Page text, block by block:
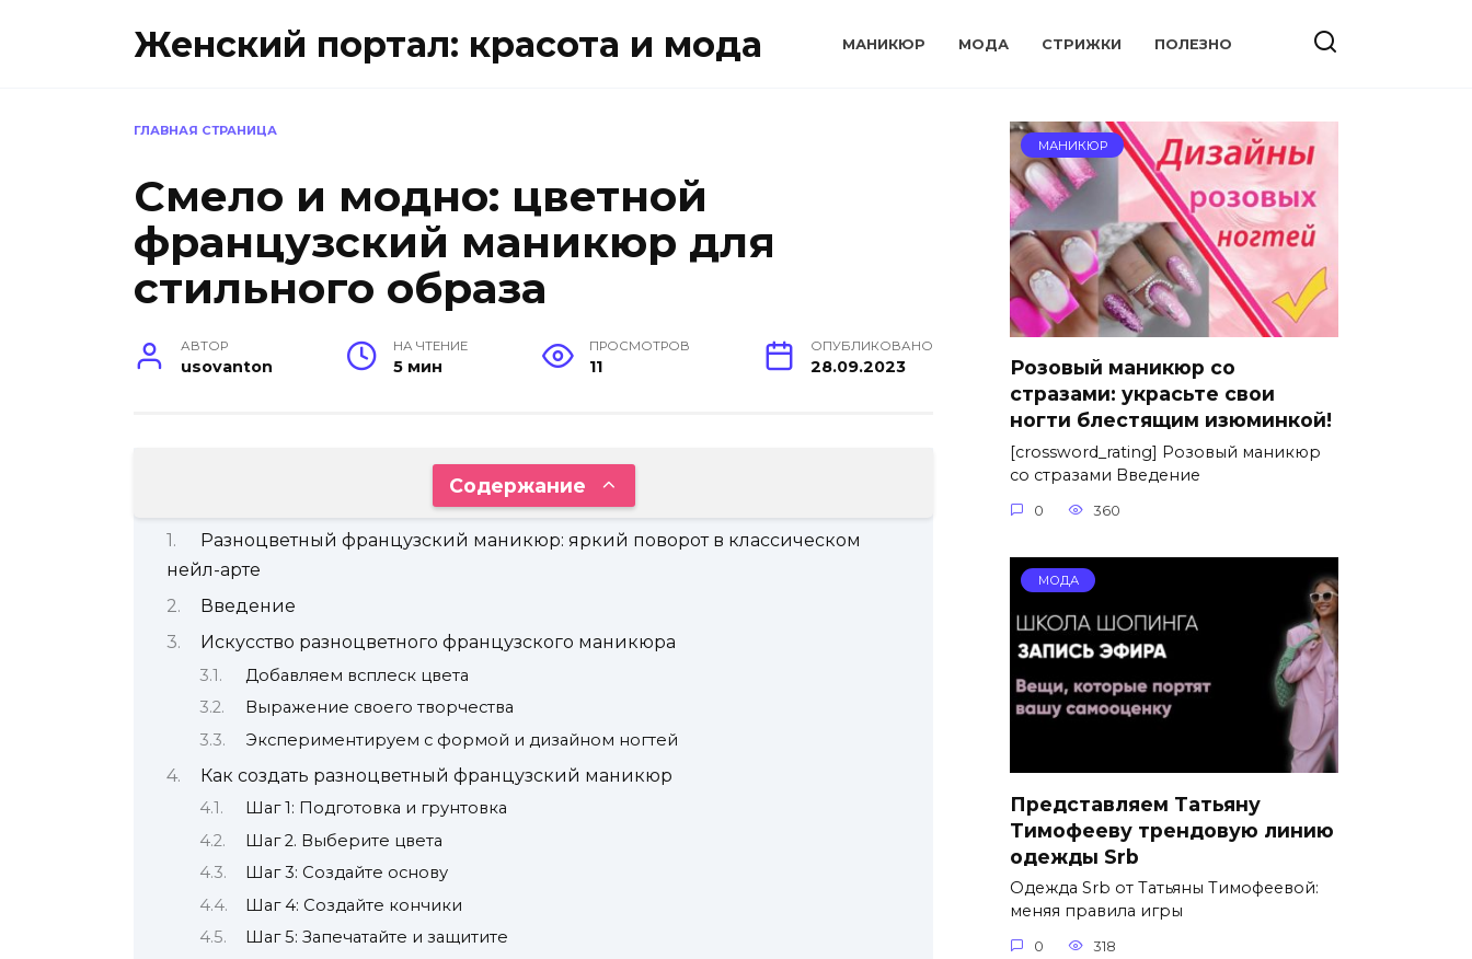
Женский портал: красота и мода МАНИКЮР МОДА СТРИЖКИ ПОЛЕЗНО
ГЛАВНАЯ СТРАНИЦА
Смело и модно: цветной
французский маникюр для
стильного образа
АВТОР
usovanton
НА ЧТЕНИЕ
5 мин
ПРОСМОТРОВ
11
ОПУБЛИКОВАНО
28.09.2023
Содержание
Разноцветный французский маникюр: яркий поворот в классическом
нейл-арте
Введение
Искусство разноцветного французского маникюра
Добавляем всплеск цвета
Выражение своего творчества
Экспериментируем с формой и дизайном ногтей
Как создать разноцветный французский маникюр
Шаг 1: Подготовка и грунтовка
Шаг 2. Выберите цвета
Шаг 3: Создайте основу
Шаг 4: Создайте кончики
Шаг 5: Запечатайте и защитите
МАНИКЮР
Розовый маникюр со
стразами: украсьте свои
ногти блестящим изюминкой!
[crossword_rating] Розовый маникюр
со стразами Введение
0 360
МОДА
Представляем Татьяну
Тимофееву трендовую линию
одежды Srb
Одежда Srb от Татьяны Тимофеевой:
меняя правила игры
0 318